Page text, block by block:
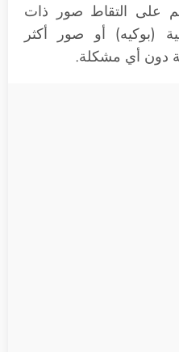
على التقاط صور ذات
(بوكيه) أو صور أكثر
دون أي مشكلة.